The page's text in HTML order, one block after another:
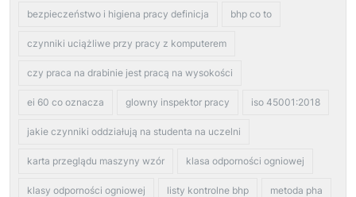
bezpieczeństwo i higiena pracy definicja bhp co to
czynniki uciążliwe przy pracy z komputerem
czy praca na drabinie jest pracą na wysokości
ei 60 co oznacza glowny inspektor pracy iso 45001:2018
jakie czynniki oddziałują na studenta na uczelni
karta przeglądu maszyny wzór klasa odporności ogniowej
klasy odporności ogniowej listy kontrolne bhp metoda pha